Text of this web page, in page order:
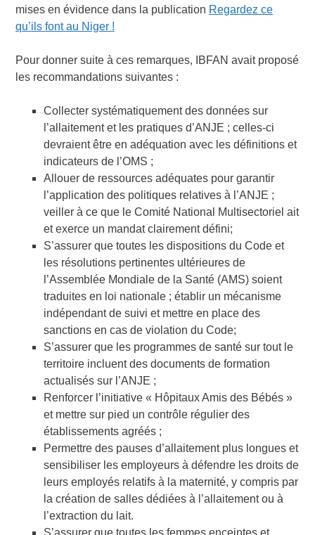
mises en évidence dans la publication Regardez ce
qu’ils font au Niger !
Pour donner suite à ces remarques, IBFAN avait proposé
les recommandations suivantes :
Collecter systématiquement des données sur
l’allaitement et les pratiques d’ANJE ; celles-ci
devraient être en adéquation avec les définitions et
indicateurs de l’OMS ;
Allouer de ressources adéquates pour garantir
l’application des politiques relatives à l’ANJE ;
veiller à ce que le Comité National Multisectoriel ait
et exerce un mandat clairement défini;
S’assurer que toutes les dispositions du Code et
les résolutions pertinentes ultérieures de
l’Assemblée Mondiale de la Santé (AMS) soient
traduites en loi nationale ; établir un mécanisme
indépendant de suivi et mettre en place des
sanctions en cas de violation du Code;
S’assurer que les programmes de santé sur tout le
territoire incluent des documents de formation
actualisés sur l’ANJE ;
Renforcer l’initiative « Hôpitaux Amis des Bébés »
et mettre sur pied un contrôle régulier des
établissements agréés ;
Permettre des pauses d’allaitement plus longues et
sensibiliser les employeurs à défendre les droits de
leurs employés relatifs à la maternité, y compris par
la création de salles dédiées à l’allaitement ou à
l’extraction du lait.